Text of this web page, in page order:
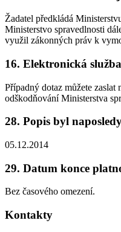
Žadatel předkládá
Ministerstvo spravedlnosti
využil zákonných práv k
16. Elektronická
Případný dotaz můžete zaslat
odškodňování Ministerstva
28. Popis byl
05.12.2014
29. Datum konce
Bez časového omezení.
Kontakty